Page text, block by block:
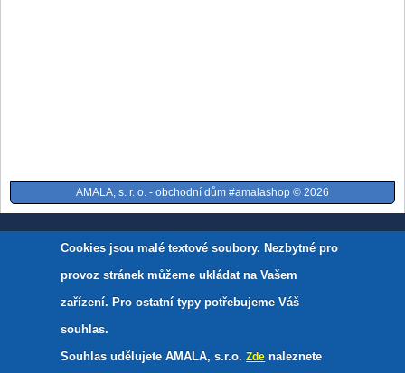
AMALA, s. r. o. - obchodní dům #amalashop © 2026
Cookies jsou malé textové soubory. Nezbytné pro
provoz stránek můžeme ukládat na Vašem
zařízení. Pro ostatní typy potřebujeme Váš
souhlas.
Souhlas udělujete AMALA, s.r.o.Zde naleznete